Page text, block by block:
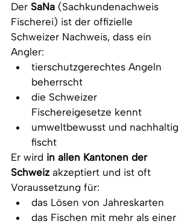
Der SaNa (Sachkundenachweis
Fischerei) ist der offizielle
Schweizer Nachweis, dass ein
Angler:
tierschutzgerechtes Angeln
beherrscht
die Schweizer
Fischereigesetze kennt
umweltbewusst und nachhaltig
fischt
Er wird in allen Kantonen der
Schweiz akzeptiert und ist oft
Voraussetzung für:
das Lösen von Jahreskarten
das Fischen mit mehr als einer